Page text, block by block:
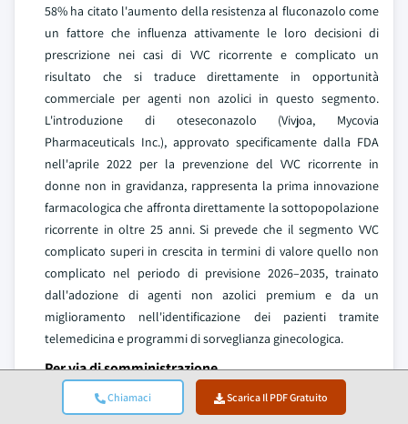
Chiamaci Scarica Il PDF Gratuito
58% ha citato l'aumento della resistenza al fluconazolo come
un fattore che influenza attivamente le loro decisioni di
prescrizione nei casi di VVC ricorrente e complicato un
risultato che si traduce direttamente in opportunità
commerciale per agenti non azolici in questo segmento.
L'introduzione di oteseconazolo (Vivjoa, Mycovia
Pharmaceuticals Inc.), approvato specificamente dalla FDA
nell'aprile 2022 per la prevenzione del VVC ricorrente in
donne non in gravidanza, rappresenta la prima innovazione
farmacologica che affronta direttamente la sottopopolazione
ricorrente in oltre 25 anni. Si prevede che il segmento VVC
complicato superi in crescita in termini di valore quello non
complicato nel periodo di previsione 2026–2035, trainato
dall'adozione di agenti non azolici premium e da un
miglioramento nell'identificazione dei pazienti tramite
telemedicina e programmi di sorveglianza ginecologica.
Per via di somministrazione